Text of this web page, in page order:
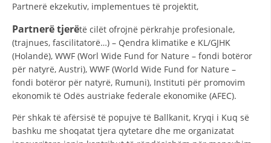
KONTAKT INFORMACIONE
ANËTARËSIMI NË STRUKTURAT PROFESIONALE
LIGJI I KRYQIT TË KUQ
Partnerë ekzekutiv, implementues të projektit,
Partnerë tjerëtë cilët ofrojnë përkrahje profesionale,
(trajnues, fascilitatorë…) – Qendra klimatike e KL/GJHK
(Holandë), WWF (Worl Wide Fund for Nature – fondi botëror
për natyrë, Austri), WWF (World Wide Fund for Nature –
fondi botëror për natyrë, Rumuni), Instituti për promovim
ekonomik të Odës austriake federale ekonomike (AFEC).
Për shkak të afërsisë të popujve të Ballkanit, Kryqi i Kuq së
bashku me shoqatat tjera qytetare dhe me organizatat